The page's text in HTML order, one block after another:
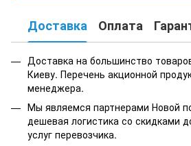
Доставка Оплата
Доставка на большинство
Киеву. Перечень акционной
менеджера.
Мы являемся партнерами Новой
дешевая логистика со скидками
услуг перевозчика.